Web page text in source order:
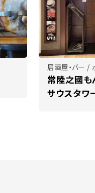
居酒屋・バー /
常陸之國も
サウスタワ